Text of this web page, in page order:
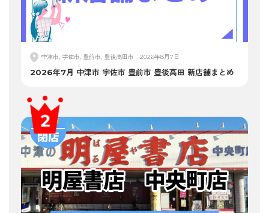
中津市, 宇佐市, 豊前市, 豊後高田市 2026年8月7日
2026年7月 中津市 宇佐市 豊前市 豊後高田 新店舗まとめ